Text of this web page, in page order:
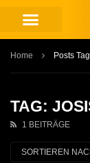
Home Posts
TAG:
1 BEITRÄGE
SORTIEREN